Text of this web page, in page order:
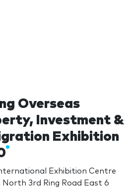
Overseas
Investment &
Exhibition
Exhibition Centre
North 3rd Ring Road East 6